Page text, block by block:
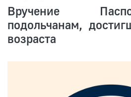
Вручение
подольчанам,
возраста